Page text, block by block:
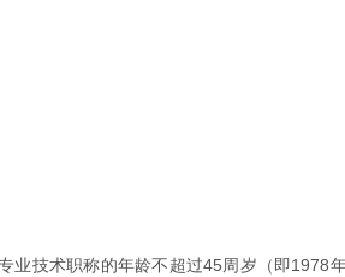
技术职称的年龄不超过45周岁（即